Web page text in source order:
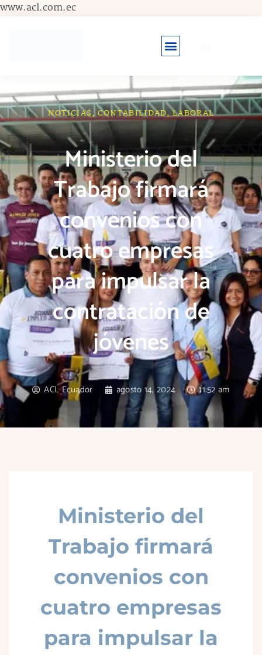
www.acl.com.ecIr
NOTICIAS, CONTABILIDAD,LABORAL
Ministerio del
Trabajo firmará
convenios con
cuatro empresas
para impulsar la
contratación de
jóvenes
ACL Ecuador agosto 14, 2024 11:52 am
Ministerio del
Trabajo firmará
convenios con
cuatro empresas
para impulsar la